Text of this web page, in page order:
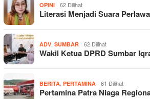
OPINI 62 Dilihat
Literasi Menjadi Suara
ADV SUMBAR 62 Dilihat
Wakil Ketua DPRD Sumbar
BERITA PERTAMINA 61 Dilihat
Pertamina Patra Niaga